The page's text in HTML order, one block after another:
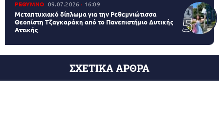
ΡΕΘΥΜΝΟ 09.07.2026 16:09
Μεταπτυχιακό δίπλωμα για την Ρεθεμνιώτισσα
Θεοπίστη Τζαγκαράκη από το Πανεπιστήμιο Δυτικής
Αττικής
ΣΧΕΤΙΚΑ ΑΡΘΡΑ